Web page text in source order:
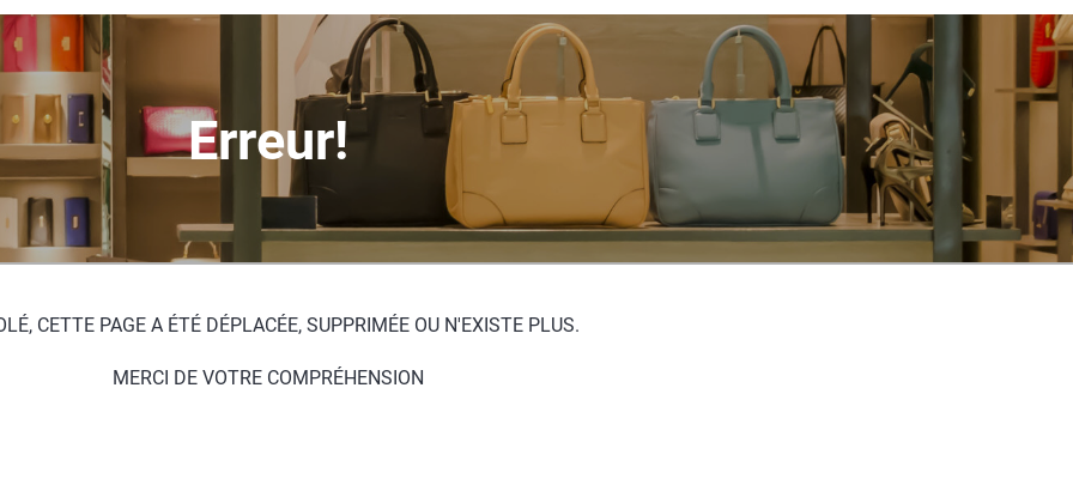
Erreur!
CETTE PAGE A ÉTÉ DÉPLACÉE, SUPPRIMÉE OU N'EXISTE PLUS.
MERCI DE VOTRE COMPRÉHENSION